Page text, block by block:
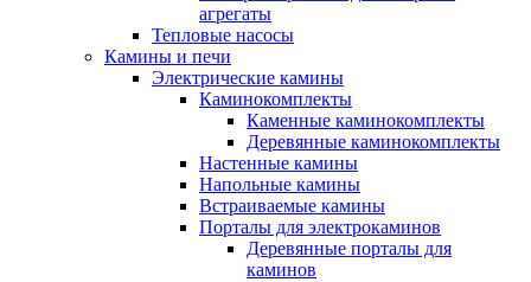
агрегаты
Тепловые насосы
Камины и печи
Электрические камины
Каминокомплекты
Каменные каминокомплекты
Деревянные каминокомплекты
Настенные камины
Напольные камины
Встраиваемые камины
Порталы для электрокаминов
Деревянные порталы для
каминов